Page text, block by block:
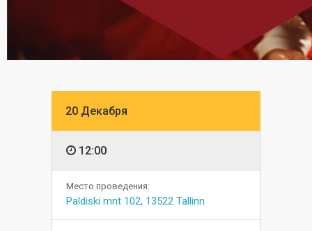
20 Декабря
12:00
Место проведения:
Paldiski mnt 102, 13522 Tallinn